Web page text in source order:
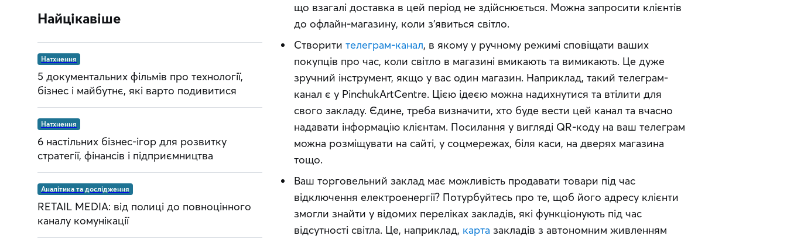
що взагалі доставка в цей період не здійснюється. Можна запросити клієнтів
до офлайн-магазину, коли з’явиться світло.
Створити телеграм-канал, в якому у ручному режимі сповіщати ваших
покупців про час, коли світло в магазині вмикають та вимикають. Це дуже
зручний інструмент, якщо у вас один магазин. Наприклад, такий телеграм-
канал є у PinchukArtCentre. Цією ідеєю можна надихнутися та втілити для
свого закладу. Єдине, треба визначити, хто буде вести цей канал та вчасно
надавати інформацію клієнтам. Посилання у вигляді QR-коду на ваш телеграм
можна розміщувати на сайті, у соцмережах, біля каси, на дверях магазина
тощо.
Ваш торговельний заклад має можливість продавати товари під час
відключення електроенергії? Потурбуйтесь про те, щоб його адресу клієнти
змогли знайти у відомих переліках закладів, які функціонують під час
відсутності світла. Це, наприклад, карта закладів з автономним живленням
Найцікавіше
Натхнення
5 документальних фільмів про технології,
бізнес і майбутнє, які варто подивитися
Натхнення
6 настільних бізнес-ігор для розвитку
стратегії, фінансів і підприємництва
Аналітика та дослідження
RETAIL MEDIA: від полиці до повноцінного
каналу комунікації